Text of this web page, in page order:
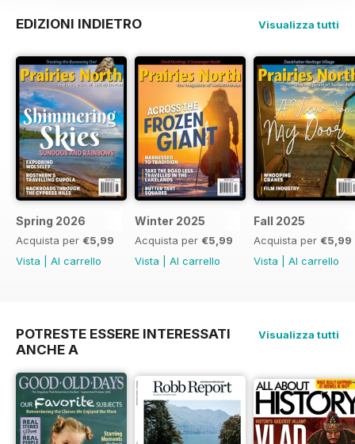
EDIZIONI INDIETRO Visualizza tutti
Spring 2026
Acquista per €5,99
Vista
Al carrello
Winter 2025
Acquista per €5,99
Vista
Al carrello
Fall 2025
Acquista per €5,99
Vista
Al carrello
POTRESTE ESSERE INTERESSATI
ANCHE A
Visualizza tutti